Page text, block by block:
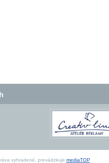
vyhradené, prevádzkuje mediaTOP